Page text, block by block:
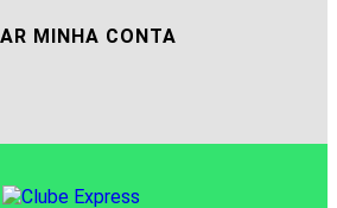
MINHA CONTA